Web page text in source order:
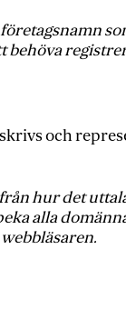
behöva
och
hur det
alla